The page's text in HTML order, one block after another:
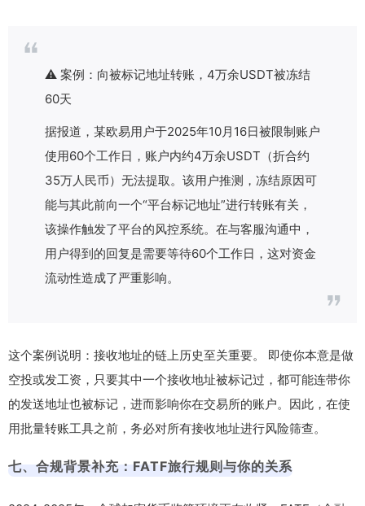
⚠️ 案例：向被标记地址转账，4万余USDT被冻结
60天
据报道，某欧易用户于2025年10月16日被限制账户
使用60个工作日，账户内约4万余USDT（折合约
35万人民币）无法提取。该用户推测，冻结原因可
能与其此前向一个“平台标记地址”进行转账有关，
该操作触发了平台的风控系统。在与客服沟通中，
用户得到的回复是需要等待60个工作日，这对资金
流动性造成了严重影响。
这个案例说明：接收地址的链上历史至关重要。 即使你本意是做
空投或发工资，只要其中一个接收地址被标记过，都可能连带你
的发送地址也被标记，进而影响你在交易所的账户。因此，在使
用批量转账工具之前，务必对所有接收地址进行风险筛查。
七、合规背景补充：FATF旅行规则与你的关系